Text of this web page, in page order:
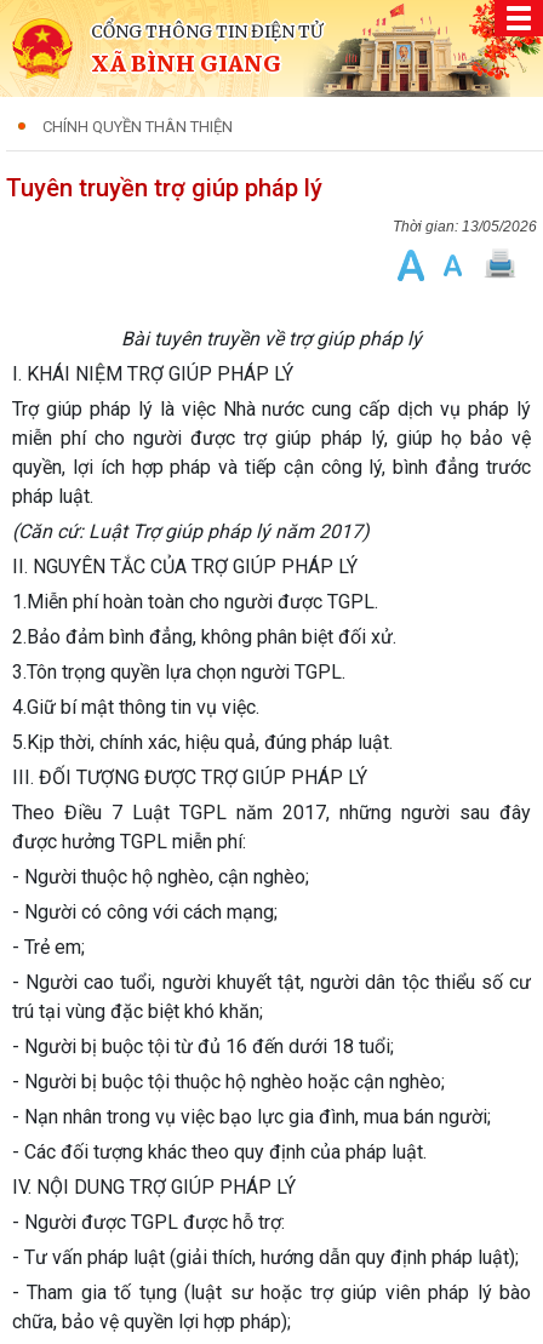
CỔNG THÔNG TIN ĐIỆN TỬ
XÃ BÌNH GIANG
CHÍNH QUYỀN THÂN THIỆN
Tuyên truyền trợ giúp pháp lý
13/05/2026
Bài tuyên truyền về trợ giúp pháp lý
I. KHÁI NIỆM TRỢ GIÚP PHÁP LÝ
Trợ giúp pháp lý là việc Nhà nước cung cấp dịch vụ pháp lý
miễn phí cho người được trợ giúp pháp lý, giúp họ bảo vệ
quyền, lợi ích hợp pháp và tiếp cận công lý, bình đẳng trước
pháp luật.
(Căn cứ: Luật Trợ giúp pháp lý năm 2017)
II. NGUYÊN TẮC CỦA TRỢ GIÚP PHÁP LÝ
1.Miễn phí hoàn toàn cho người được TGPL.
2.Bảo đảm bình đẳng, không phân biệt đối xử.
3.Tôn trọng quyền lựa chọn người TGPL.
4.Giữ bí mật thông tin vụ việc.
5.Kịp thời, chính xác, hiệu quả, đúng pháp luật.
III. ĐỐI TƯỢNG ĐƯỢC TRỢ GIÚP PHÁP LÝ
Theo Điều 7 Luật TGPL năm 2017, những người sau đây
được hưởng TGPL miễn phí:
- Người thuộc hộ nghèo, cận nghèo;
- Người có công với cách mạng;
- Trẻ em;
- Người cao tuổi, người khuyết tật, người dân tộc thiểu số cư
trú tại vùng đặc biệt khó khăn;
- Người bị buộc tội từ đủ 16 đến dưới 18 tuổi;
- Người bị buộc tội thuộc hộ nghèo hoặc cận nghèo;
- Nạn nhân trong vụ việc bạo lực gia đình, mua bán người;
- Các đối tượng khác theo quy định của pháp luật.
IV. NỘI DUNG TRỢ GIÚP PHÁP LÝ
- Người được TGPL được hỗ trợ:
- Tư vấn pháp luật (giải thích, hướng dẫn quy định pháp luật);
- Tham gia tố tụng (luật sư hoặc trợ giúp viên pháp lý bào
chữa, bảo vệ quyền lợi hợp pháp);